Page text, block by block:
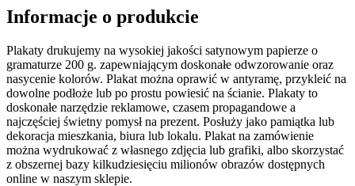
Informacje o produkcie
Plakaty drukujemy na wysokiej jakości satynowym papierze o
gramaturze 200 g. zapewniającym doskonałe odwzorowanie oraz
nasycenie kolorów. Plakat można oprawić w antyramę, przykleić na
dowolne podłoże lub po prostu powiesić na ścianie. Plakaty to
doskonałe narzędzie reklamowe, czasem propagandowe a
najczęściej świetny pomysł na prezent. Posłuży jako pamiątka lub
dekoracja mieszkania, biura lub lokalu. Plakat na zamówienie
można wydrukować z własnego zdjęcia lub grafiki, albo skorzystać
z obszernej bazy kilkudziesięciu milionów obrazów dostępnych
online w naszym sklepie.